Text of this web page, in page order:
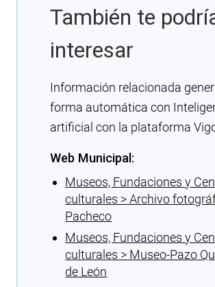
También te
interesar
Información relacionada
forma automática con
artificial con la plataforma
Web Municipal:
Museos, Fundaciones y
culturales > Archivo
Pacheco
Museos, Fundaciones y
culturales > Museo-Pazo
de León